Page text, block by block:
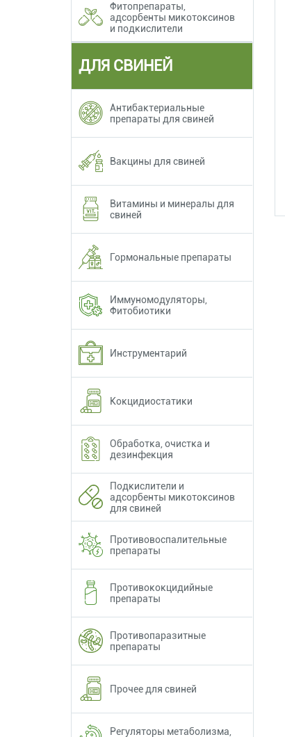
Фитопрепараты,
адсорбенты микотоксинов
и подкислители
ДЛЯ СВИНЕЙ
Антибактериальные
препараты для свиней
Вакцины для свиней
Витамины и минералы для
свиней
Гормональные препараты
Иммуномодуляторы,
Фитобиотики
Инструментарий
Кокцидиостатики
Обработка, очистка и
дезинфекция
Подкислители и
адсорбенты микотоксинов
для свиней
Противовоспалительные
препараты
Противококцидийные
препараты
Противопаразитные
препараты
Прочее для свиней
Регуляторы метаболизма,